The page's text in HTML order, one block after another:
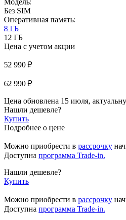
Без SIM
Оперативная память:
8 ГБ
12 ГБ
Цена с учетом акции
52 990 ₽
62 990 ₽
Цена обновлена 15 июля,
Нашли дешевле?
Купить
Подробнее о цене
Можно приобрести в рассрочку
Доступна программа Trade-in.
Нашли дешевле?
Купить
Можно приобрести в рассрочку
Доступна программа Trade-in.